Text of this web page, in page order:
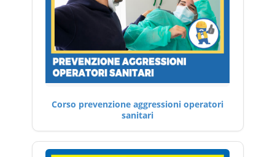
Corso prevenzione aggressioni operatori
sanitari